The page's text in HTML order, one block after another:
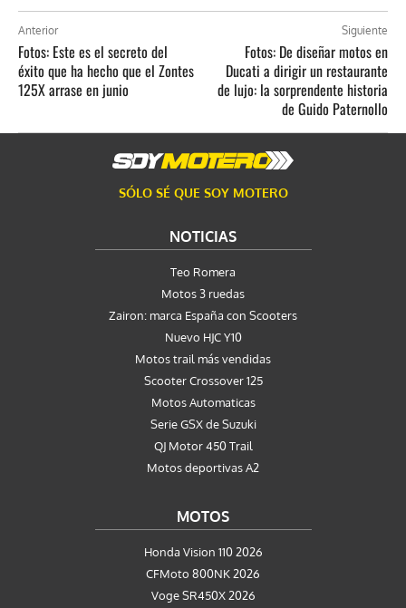
Anterior
Fotos: Este es el secreto del
éxito que ha hecho que el Zontes
125X arrase en junio
Siguiente
Fotos: De diseñar motos en
Ducati a dirigir un restaurante
de lujo: la sorprendente historia
de Guido Paternollo
SÓLO SÉ QUE SOY MOTERO
NOTICIAS
Teo Romera
Motos 3 ruedas
Zairon: marca España con Scooters
Nuevo HJC Y10
Motos trail más vendidas
Scooter Crossover 125
Motos Automaticas
Serie GSX de Suzuki
QJ Motor 450 Trail
Motos deportivas A2
MOTOS
Honda Vision 110 2026
CFMoto 800NK 2026
Voge SR450X 2026